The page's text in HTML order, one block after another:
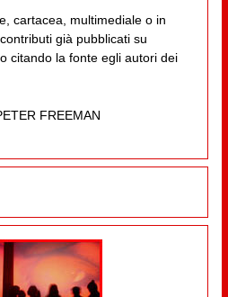
cartacea, multimediale o in
già pubblicati su
citando la fonte egli autori dei
FREEMAN